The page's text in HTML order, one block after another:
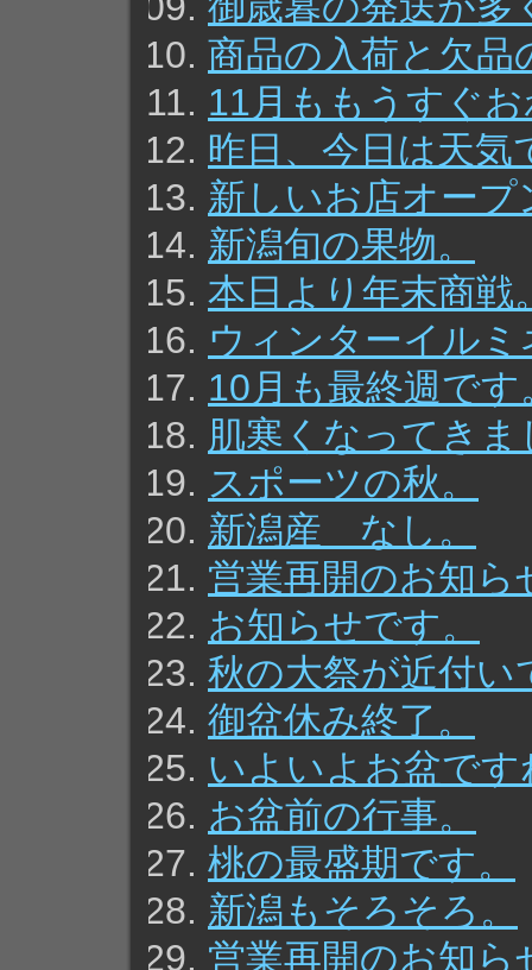
商品の入荷と欠品
11月ももうすぐ
昨日、今日は天気
新しいお店オープ
新潟旬の果物。
本日より年末商戦
ウィンターイル
10月も最終週です
肌寒くなってきま
スポーツの秋。
新潟産 なし。
営業再開のお知ら
お知らせです。
秋の大祭が近付い
御盆休み終了。
いよいよお盆です
お盆前の行事。
桃の最盛期です。
新潟もそろそろ。
営業再開のお知ら